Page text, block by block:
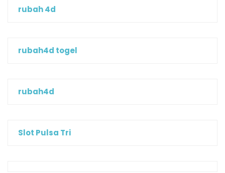
rubah 4d
rubah4d togel
rubah4d
Slot Pulsa Tri